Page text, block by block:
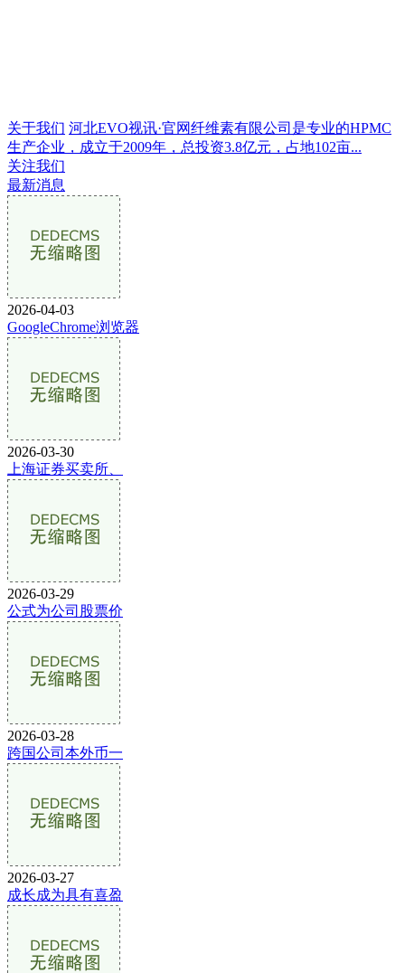
关于我们 河北EVO视讯·官网纤维素有限公司是专业的HPMC
生产企业，成立于2009年，总投资3.8亿元，占地102亩...
关注我们
最新消息
2026-04-03
GoogleChrome浏览器
2026-03-30
上海证券买卖所、
2026-03-29
公式为公司股票价
2026-03-28
跨国公司本外币一
2026-03-27
成长成为具有喜盈